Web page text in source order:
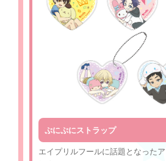
ぷにぷにストラップ
エイプリルフールに話題となった